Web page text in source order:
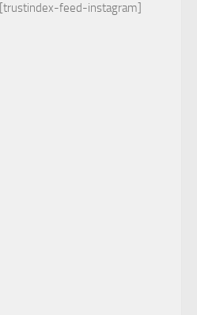
[trustindex-feed-instagram]